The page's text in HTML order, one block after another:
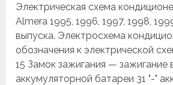
Электрическая схема
Almera 1995, 1996, 1997, 1998,
выпуска. Электросхема
обозначения к электрической
15 Замок зажигания — зажигание
аккумуляторной батареи 31 "-"